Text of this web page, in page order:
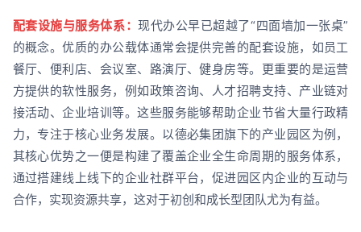
配套设施与服务体系：现代办公早已超越了“四面墙加一张桌”
的概念。优质的办公载体通常会提供完善的配套设施，如员工
餐厅、便利店、会议室、路演厅、健身房等。更重要的是运营
方提供的软性服务，例如政策咨询、人才招聘支持、产业链对
接活动、企业培训等。这些服务能够帮助企业节省大量行政精
力，专注于核心业务发展。以德必集团旗下的产业园区为例，
其核心优势之一便是构建了覆盖企业全生命周期的服务体系，
通过搭建线上线下的企业社群平台，促进园区内企业的互动与
合作，实现资源共享，这对于初创和成长型团队尤为有益。